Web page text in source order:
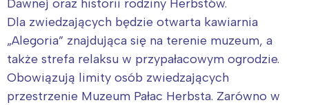
Dawnej oraz historii rodziny Herbstów.
Dla zwiedzających będzie otwarta kawiarnia
„Alegoria” znajdująca się na terenie muzeum, a
także strefa relaksu w przypałacowym ogrodzie.
Obowiązują limity osób zwiedzających
przestrzenie Muzeum Pałac Herbsta. Zarówno w